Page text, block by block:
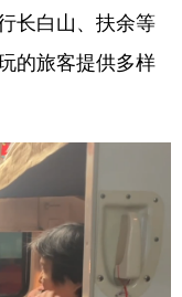
白山、扶余等
的旅客提供多样